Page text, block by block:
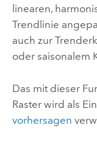
linearen,
Trendlinie
auch zur
oder saisonalem
Das mit dieser
Raster wird als
vorhersagen